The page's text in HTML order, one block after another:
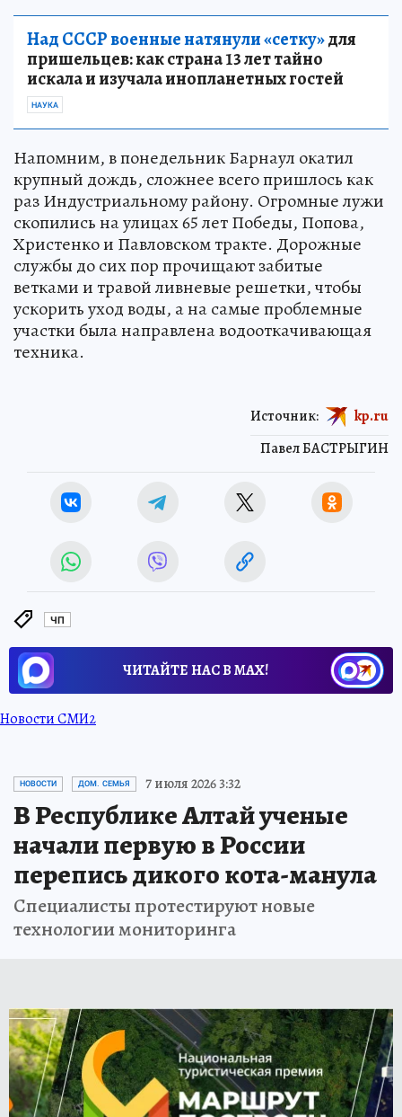
Над СССР военные натянули «сетку»для
пришельцев: как страна 13 лет тайно
искала и изучала инопланетных гостей
НАУКА
Напомним, в понедельник Барнаул окатил
крупный дождь, сложнее всего пришлось как
раз Индустриальному району. Огромные лужи
скопились на улицах 65 лет Победы, Попова,
Христенко и Павловском тракте. Дорожные
службы до сих пор прочищают забитые
ветками и травой ливневые решетки, чтобы
ускорить уход воды, а на самые проблемные
участки была направлена водооткачивающая
техника.
Павел БАСТРЫГИН
Источник: kp.ru
ЧП
ЧИТАЙТЕ НАС В МАХ!
Новости СМИ2
НОВОСТИ ДОМ. СЕМЬЯ 7 июля 2026 3:32
В Республике Алтай ученые
начали первую в России
перепись дикого кота-манула
Специалисты протестируют новые
технологии мониторинга